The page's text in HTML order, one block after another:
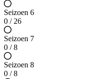
Seizoen 6
0 / 26
Seizoen 7
0 / 8
Seizoen 8
0 / 8